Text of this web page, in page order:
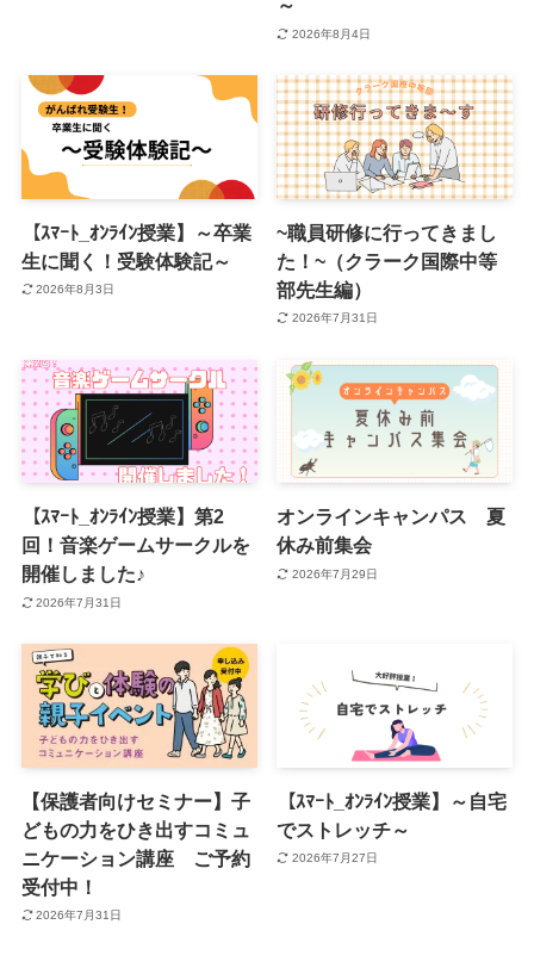
～
2026年8月4日
【ｽﾏｰﾄ_ｵﾝﾗｲﾝ授業】～卒業
生に聞く！受験体験記～
2026年8月3日
~職員研修に行ってきまし
た！~（クラーク国際中等
部先生編）
2026年7月31日
【ｽﾏｰﾄ_ｵﾝﾗｲﾝ授業】第2
回！音楽ゲームサークルを
開催しました♪
2026年7月31日
オンラインキャンパス 夏
休み前集会
2026年7月29日
【保護者向けセミナー】子
どもの力をひき出すコミュ
ニケーション講座 ご予約
受付中！
2026年7月31日
【ｽﾏｰﾄ_ｵﾝﾗｲﾝ授業】～自宅
でストレッチ～
2026年7月27日